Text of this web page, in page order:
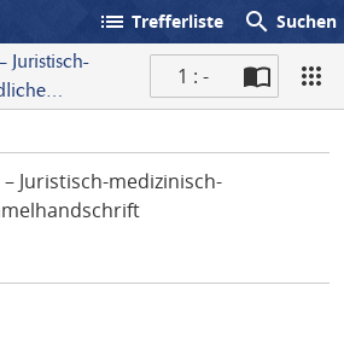
list Trefferliste search Suchen
Juristisch-
1 : -
Juristisch-medizinisch-